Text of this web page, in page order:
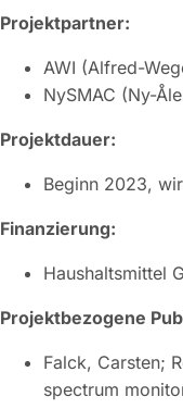
Projektpartner:
AWI (Alfred-
NySMAC (Ny-
Projektdauer:
Beginn 2023,
Finanzierung:
Haushaltsmittel
Projektbezogene
Falck, Carsten;
spectrum